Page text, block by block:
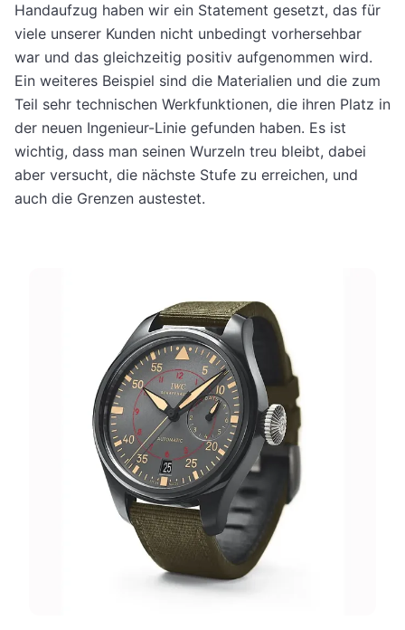
Handaufzug haben wir ein Statement gesetzt, das für
viele unserer Kunden nicht unbedingt vorhersehbar
war und das gleichzeitig positiv aufgenommen wird.
Ein weiteres Beispiel sind die Materialien und die zum
Teil sehr technischen Werkfunktionen, die ihren Platz in
der neuen Ingenieur-Linie gefunden haben. Es ist
wichtig, dass man seinen Wurzeln treu bleibt, dabei
aber versucht, die nächste Stufe zu erreichen, und
auch die Grenzen austestet.